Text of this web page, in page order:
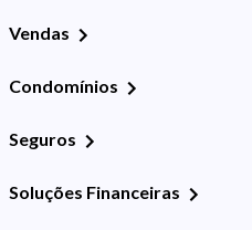
Vendas
Condomínios
Seguros
Soluções Financeiras